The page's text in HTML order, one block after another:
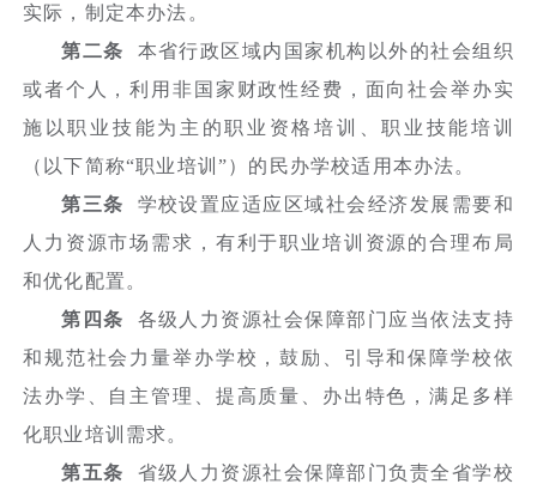
实际，制定本办法。
第二条 本省行政区域内国家机构以外的社会组织
或者个人，利用非国家财政性经费，面向社会举办实
施以职业技能为主的职业资格培训、职业技能培训
（以下简称“职业培训”）的民办学校适用本办法。
第三条 学校设置应适应区域社会经济发展需要和
人力资源市场需求，有利于职业培训资源的合理布局
和优化配置。
第四条 各级人力资源社会保障部门应当依法支持
和规范社会力量举办学校，鼓励、引导和保障学校依
法办学、自主管理、提高质量、办出特色，满足多样
化职业培训需求。
第五条 省级人力资源社会保障部门负责全省学校